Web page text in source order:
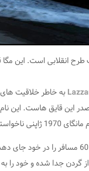
این قایق هاست. این
طرح بوده است؟